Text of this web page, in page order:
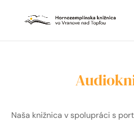
Naša knižnica v spolupráci s